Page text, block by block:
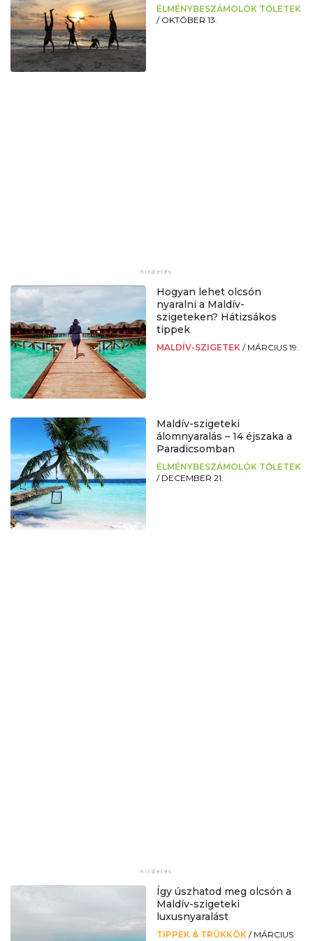
ÉLMÉNYBESZÁMOLÓK TŐLETEK
/ OKTÓBER 13.
Hogyan lehet olcsón
nyaralni a Maldív-
szigeteken? Hátizsákos
tippek
MALDÍV-SZIGETEK / MÁRCIUS 19.
Maldív-szigeteki
álomnyaralás – 14 éjszaka a
Paradicsomban
ÉLMÉNYBESZÁMOLÓK TŐLETEK
/ DECEMBER 21.
Így úszhatod meg olcsón a
Maldív-szigeteki
luxusnyaralást
TIPPEK & TRÜKKÖK / MÁRCIUS